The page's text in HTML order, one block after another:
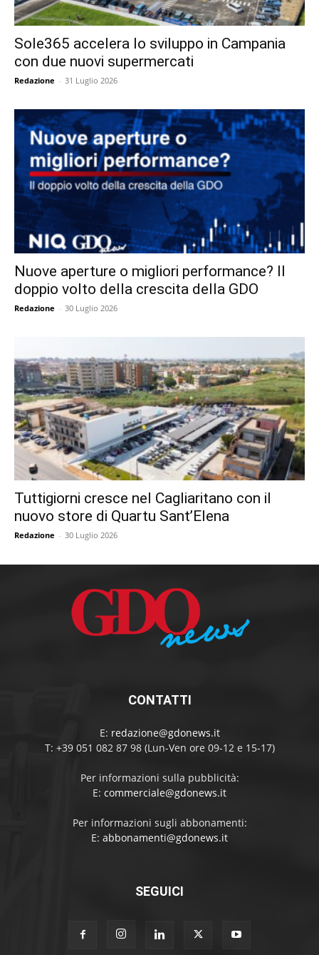
Sole365 accelera lo sviluppo in Campania
con due nuovi supermercati
Redazione - 31 Luglio 2026
Nuove aperture o migliori performance? Il
doppio volto della crescita della GDO
Redazione - 30 Luglio 2026
Tuttigiorni cresce nel Cagliaritano con il
nuovo store di Quartu Sant’Elena
Redazione - 30 Luglio 2026
CONTATTI
E: redazione@gdonews.it
T: +39 051 082 87 98 (Lun-Ven ore 09-12 e 15-17)
Per informazioni sulla pubblicità:
E: commerciale@gdonews.it
Per informazioni sugli abbonamenti:
E: abbonamenti@gdonews.it
SEGUICI